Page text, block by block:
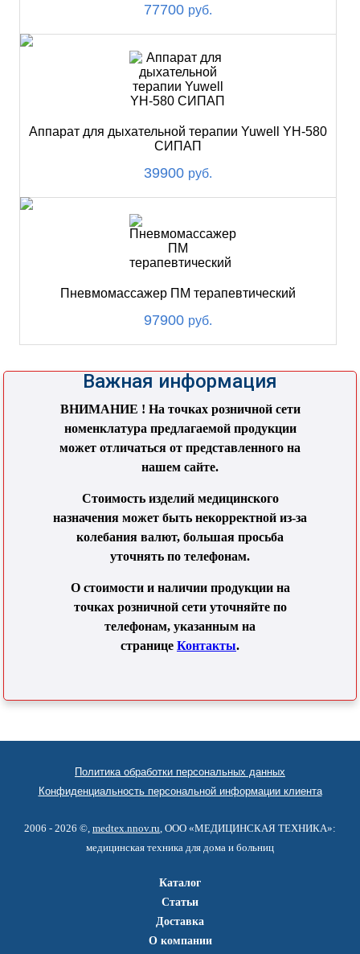
77700 руб.
Аппарат для дыхательной терапии Yuwell YH-580
СИПАП
39900 руб.
Пневмомассажер ПМ терапевтический
97900 руб.
Важная информация
ВНИМАНИЕ ! На точках розничной сети
номенклатура предлагаемой продукции
может отличаться от представленного на
нашем сайте.
Стоимость изделий медицинского
назначения может быть некорректной из-за
колебания валют, большая просьба
уточнять по телефонам.
О стоимости и наличии продукции на
точках розничной сети уточняйте по
телефонам, указанным на
странице Контакты.
Политика обработки персональных данных
Конфиденциальность персональной информации клиента
2006 - 2026 ©, medtex.nnov.ru , ООО «МЕДИЦИНСКАЯ ТЕХНИКА»:
медицинская техника для дома и больниц
Каталог
Статьи
Доставка
О компании